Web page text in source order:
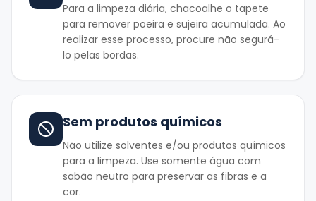
Para a limpeza diária, chacoalhe o tapete
para remover poeira e sujeira acumulada. Ao
realizar esse processo, procure não segurá-
lo pelas bordas.
Sem produtos químicos
Não utilize solventes e/ou produtos químicos
para a limpeza. Use somente água com
sabão neutro para preservar as fibras e a
cor.